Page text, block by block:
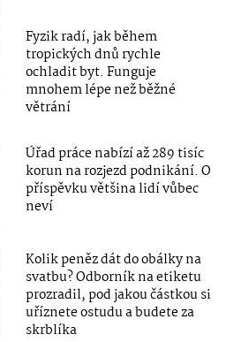
Fyzik radí, jak během
tropických dnů rychle
ochladit byt. Funguje
mnohem lépe než běžné
větrání
Úřad práce nabízí až 289 tisíc
korun na rozjezd podnikání. O
příspěvku většina lidí vůbec
neví
Kolik peněz dát do obálky na
svatbu? Odborník na etiketu
prozradil, pod jakou částkou si
uříznete ostudu a budete za
skrblíka